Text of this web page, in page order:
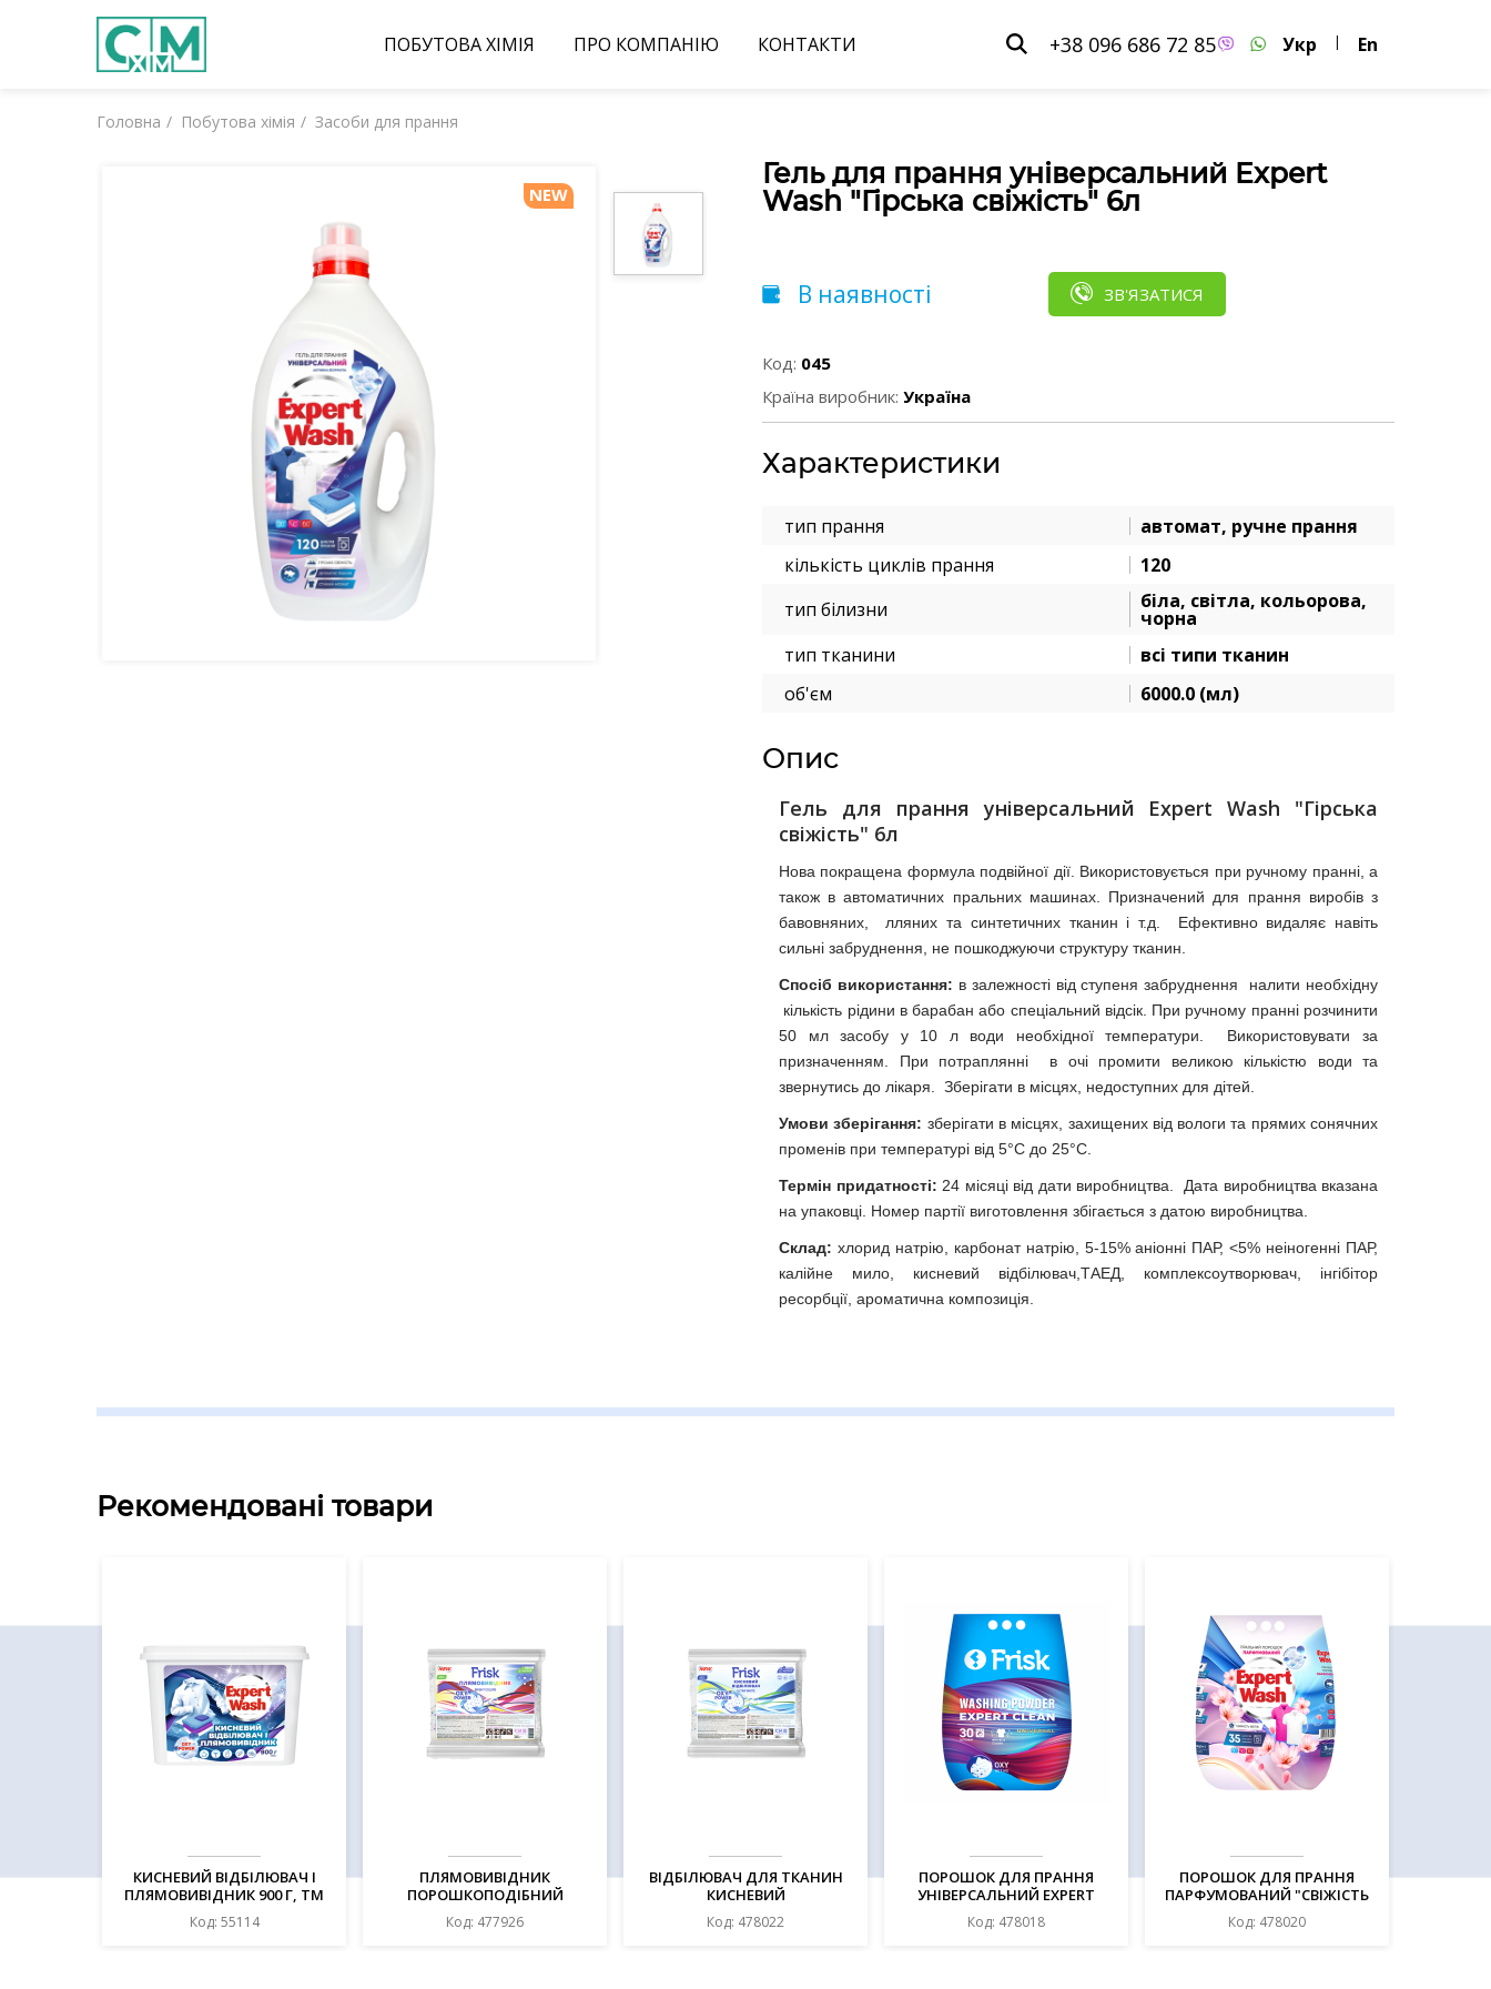
ПОБУТОВА ХІМІЯ ПРО КОМПАНІЮ КОНТАКТИ +38 096 686 72 85 Укр | En
Головна Побутова хімія Засоби для прання
Гель для прання універсальний Expert
Wash "Гірська свіжість" 6л
NEW
В наявності ЗВ'ЯЗАТИСЯ
Код: 045
Країна виробник: Україна
Характеристики
тип прання
автомат, ручне прання
кількість циклів прання
120
тип білизни
біла, світла, кольорова,
чорна
тип тканини
всі типи тканин
об'єм
6000.0 (мл)
Опис
Гель для прання універсальний Expert Wash "Гірська
свіжість" 6л
Нова покращена формула подвійної дії. Використовується при ручному пранні, а
також в автоматичних пральних машинах. Призначений для прання виробів з
бавовняних, лляних та синтетичних тканин і т.д. Ефективно видаляє навіть
сильні забруднення, не пошкоджуючи структуру тканин.
Спосіб використання: в залежності від ступеня забруднення налити необхідну
кількість рідини в барабан або спеціальний відсік. При ручному пранні розчинити
50 мл засобу у 10 л води необхідної температури. Використовувати за
призначенням. При потраплянні в очі промити великою кількістю води та
звернутись до лікаря. Зберігати в місцях, недоступних для дітей.
Умови зберігання: зберігати в місцях, захищених від вологи та прямих сонячних
променів при температурі від 5°C до 25°C.
Термін придатності: 24 місяці від дати виробництва. Дата виробництва вказана
на упаковці. Номер партії виготовлення збігається з датою виробництва.
Склад: хлорид натрію, карбонат натрію, 5-15% аніонні ПАР, <5% неіногенні ПАР,
калійне мило, кисневий відбілювач,ТАЕД, комплексоутворювач, інгібітор
ресорбції, ароматична композиція.
Рекомендовані товари
КИСНЕВИЙ ВІДБІЛЮВАЧ І
ПЛЯМОВИВІДНИК 900 Г, ТМ
"EXPERT WASH"
Код: 55114
ПЛЯМОВИВІДНИК
ПОРОШКОПОДІБНИЙ
"КИСНЕВИЙ" 450Г, ТМ FRISK
Код: 477926
ВІДБІЛЮВАЧ ДЛЯ ТКАНИН
КИСНЕВИЙ
ПОРОШКОПОДІБНИЙ, 450Г,
ТМ FRISK
Код: 478022
ПОРОШОК ДЛЯ ПРАННЯ
УНІВЕРСАЛЬНИЙ EXPERT
CLEAN, 2,5 КГ, ТМ FRISK
Код: 478018
ПОРОШОК ДЛЯ ПРАННЯ
ПАРФУМОВАНИЙ "СВІЖІСТЬ
КВІТІВ" , ТМ "EXPERT WASH"
Код: 478020